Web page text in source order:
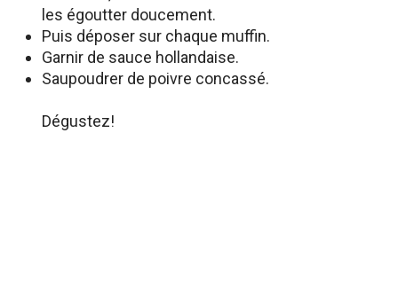
les égoutter doucement.
Puis déposer sur chaque muffin.
Garnir de sauce hollandaise.
Saupoudrer de poivre concassé.
Dégustez!